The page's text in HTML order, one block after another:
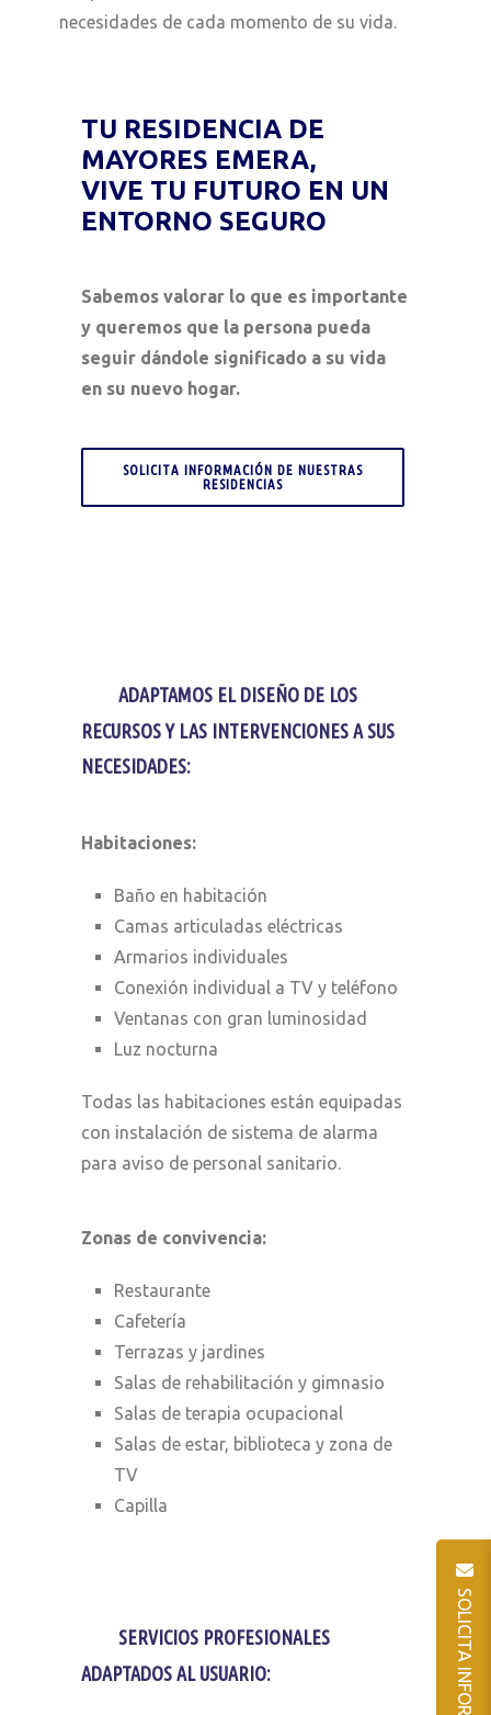
necesidades de cada momento de su vida.
TU RESIDENCIA DE
MAYORES EMERA,
VIVE TU FUTURO EN UN
ENTORNO SEGURO
Sabemos valorar lo que es importante
y queremos que la persona pueda
seguir dándole significado a su vida
en su nuevo hogar.
SOLICITA INFORMACIÓN DE NUESTRAS
RESIDENCIAS
ADAPTAMOS EL DISEÑO DE LOS
RECURSOS Y LAS INTERVENCIONES A SUS
NECESIDADES:
Habitaciones:
Baño en habitación
Camas articuladas eléctricas
Armarios individuales
Conexión individual a TV y teléfono
Ventanas con gran luminosidad
Luz nocturna
Todas las habitaciones están equipadas
con instalación de sistema de alarma
para aviso de personal sanitario.
Zonas de convivencia:
Restaurante
Cafetería
Terrazas y jardines
Salas de rehabilitación y gimnasio
Salas de terapia ocupacional
Salas de estar, biblioteca y zona de
TV
Capilla
SERVICIOS PROFESIONALES
ADAPTADOS AL USUARIO: